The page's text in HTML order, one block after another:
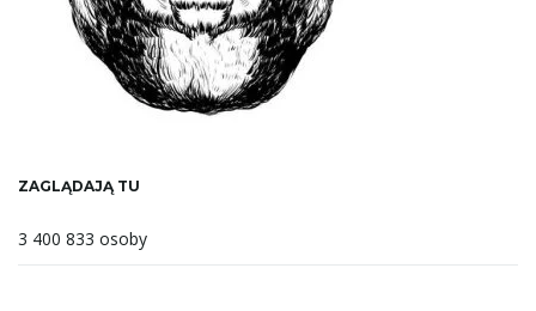
ZAGLĄDAJĄ TU
3 400 833 osoby